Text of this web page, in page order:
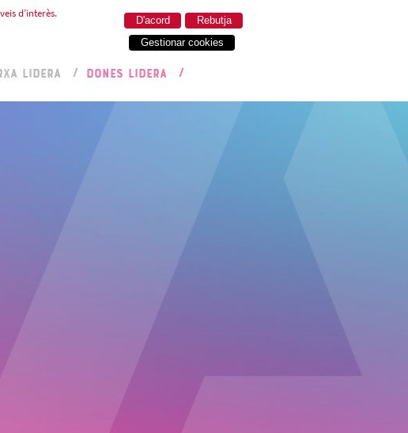
d’interès.
Rebutja
D'acord
Gestionar cookies
LIDERA DONES LIDERA